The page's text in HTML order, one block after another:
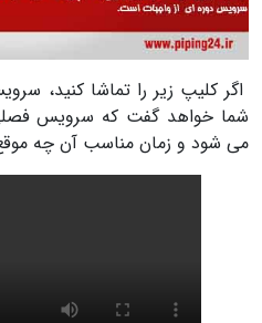
اگر کلیپ زیر را تماشا کنید،
شما خواهد گفت که سرویس
می شود و زمان مناسب آن چه